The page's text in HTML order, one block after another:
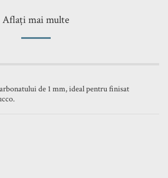
Aflați mai multe
de 1 mm, ideal pentru finisat